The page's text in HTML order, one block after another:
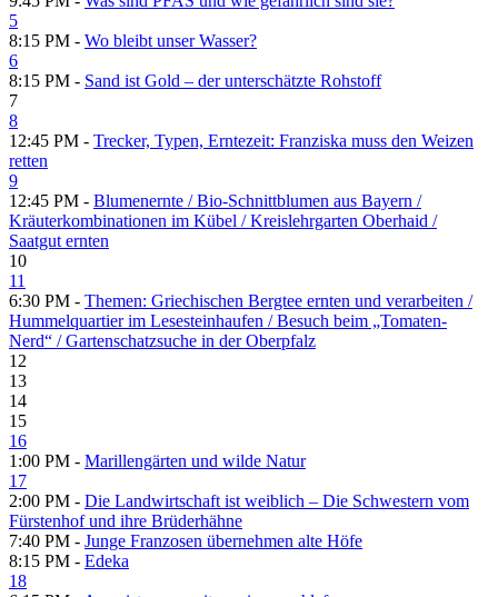
5
8:15 PM - Wo bleibt unser Wasser?
6
8:15 PM - Sand ist Gold – der unterschätzte Rohstoff
7
8
12:45 PM - Trecker, Typen, Erntezeit: Franziska muss den Weizen
retten
9
12:45 PM - Blumenernte /​ Bio-Schnittblumen aus Bayern /​
Kräuterkombinationen im Kübel /​ Kreislehrgarten Oberhaid /​
Saatgut ernten
10
11
6:30 PM - Themen: Griechischen Bergtee ernten und verarbeiten /​
Hummelquartier im Lesesteinhaufen /​ Besuch beim „Tomaten-
Nerd“ /​ Gartenschatzsuche in der Oberpfalz
12
13
14
15
16
1:00 PM - Marillengärten und wilde Natur
17
2:00 PM - Die Landwirtschaft ist weiblich – Die Schwestern vom
Fürstenhof und ihre Brüderhähne
7:40 PM - Junge Franzosen übernehmen alte Höfe
8:15 PM - Edeka
18